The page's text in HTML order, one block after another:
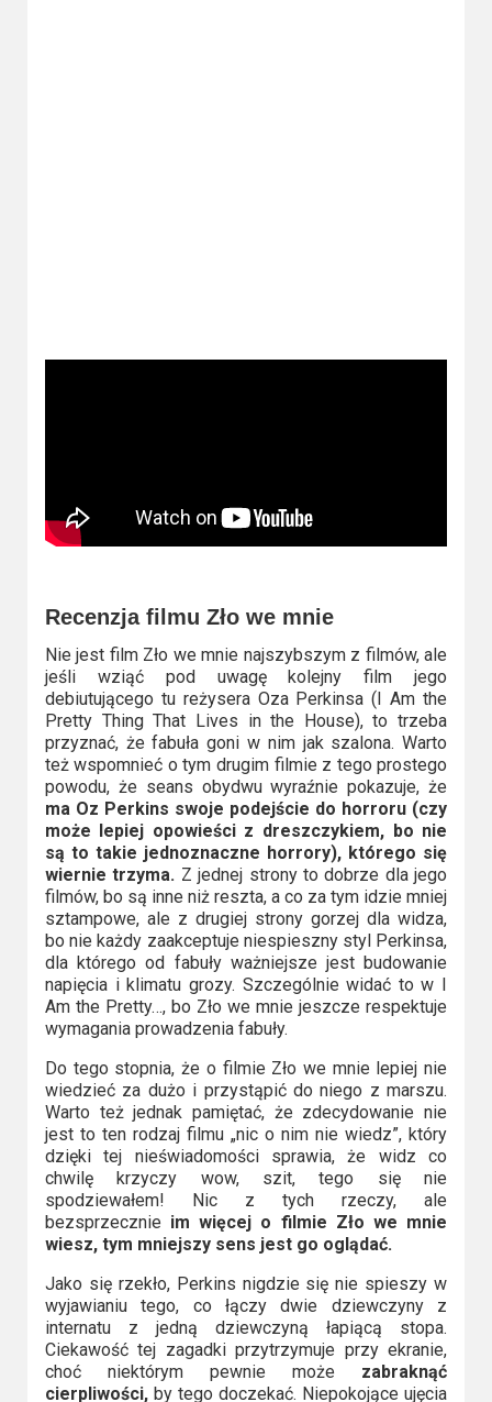
Recenzja filmu Zło we mnie
Nie jest film Zło we mnie najszybszym z filmów, ale
jeśli wziąć pod uwagę kolejny film jego
debiutującego tu reżysera Oza Perkinsa (I Am the
Pretty Thing That Lives in the House), to trzeba
przyznać, że fabuła goni w nim jak szalona. Warto
też wspomnieć o tym drugim filmie z tego prostego
powodu, że seans obydwu wyraźnie pokazuje, że
ma Oz Perkins swoje podejście do horroru (czy
może lepiej opowieści z dreszczykiem, bo nie
są to takie jednoznaczne horrory), którego się
wiernie trzyma. Z jednej strony to dobrze dla jego
filmów, bo są inne niż reszta, a co za tym idzie mniej
sztampowe, ale z drugiej strony gorzej dla widza,
bo nie każdy zaakceptuje niespieszny styl Perkinsa,
dla którego od fabuły ważniejsze jest budowanie
napięcia i klimatu grozy. Szczególnie widać to w I
Am the Pretty…, bo Zło we mnie jeszcze respektuje
wymagania prowadzenia fabuły.
Do tego stopnia, że o filmie Zło we mnie lepiej nie
wiedzieć za dużo i przystąpić do niego z marszu.
Warto też jednak pamiętać, że zdecydowanie nie
jest to ten rodzaj filmu „nic o nim nie wiedz”, który
dzięki tej nieświadomości sprawia, że widz co
chwilę krzyczy wow, szit, tego się nie
spodziewałem! Nic z tych rzeczy, ale
bezsprzecznie im więcej o filmie Zło we mnie
wiesz, tym mniejszy sens jest go oglądać.
Jako się rzekło, Perkins nigdzie się nie spieszy w
wyjawianiu tego, co łączy dwie dziewczyny z
internatu z jedną dziewczyną łapiącą stopa.
Ciekawość tej zagadki przytrzymuje przy ekranie,
choć niektórym pewnie może zabraknąć
cierpliwości,by tego doczekać. Niepokojące ujęcia